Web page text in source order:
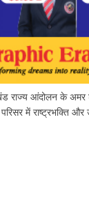
राज्य आंदोलन के अमर
में राष्ट्रभक्ति और